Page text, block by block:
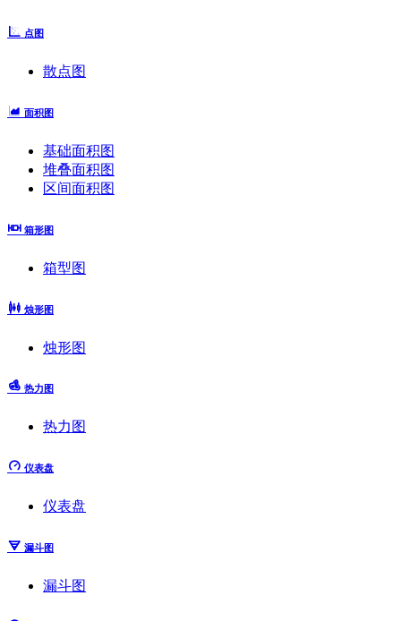
点图
散点图
面积图
基础面积图
堆叠面积图
区间面积图
箱形图
箱型图
烛形图
烛形图
热力图
热力图
仪表盘
仪表盘
漏斗图
漏斗图